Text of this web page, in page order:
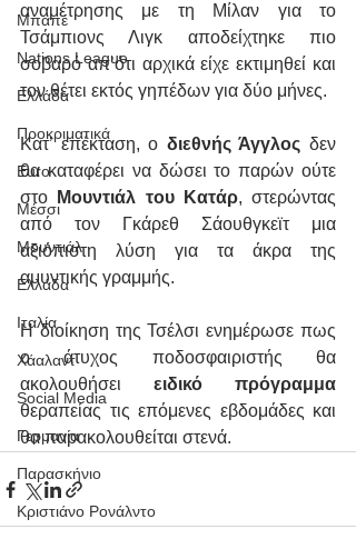
Μπαπέ
Nations League
Ελλάδα
Προκριματικά
Euro
Μέσσι
Μουντιάλ
Ελλάδα
Ιταλία
Χάαλαντ
Social Media
Γερμανία
Παρασκήνιο
Κριστιάνο Ρονάλντο
αναμέτρησης με τη Μίλαν για το
Τσάμπιονς Λιγκ αποδείχτηκε πιο
σοβαρό απ’ότι αρχικά είχε εκτιμηθεί και
τον θέτει εκτός γηπέδων για δύο μήνες.
Κατ’ επέκταση, ο διεθνής Άγγλος δεν
θα καταφέρει να δώσει το παρών ούτε
στο
Μουντιάλ του Κατάρ, στερώντας
από τον Γκάρεθ Σάουθγκεϊτ μια
αξιόπιστη λύση για τα άκρα της
αμυντικής γραμμής.
Η διοίκηση της Τσέλσι ενημέρωσε πως
ο άτυχος ποδοσφαιριστής θα
ακολουθήσει ειδικό πρόγραμμα
θεραπείας τις επόμενες εβδομάδες και
θα παρακολουθείται στενά.